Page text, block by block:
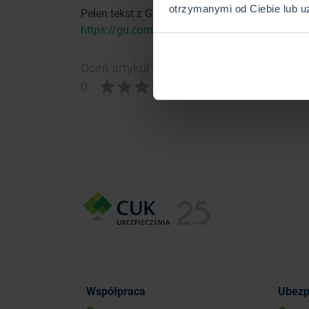
otrzymanymi od Ciebie lub
Pełen tekst z Gazety Ubezpieczeniowej
https://gu.com.pl/gazeta-ubezpieczeniowa-nr-
Współpraca